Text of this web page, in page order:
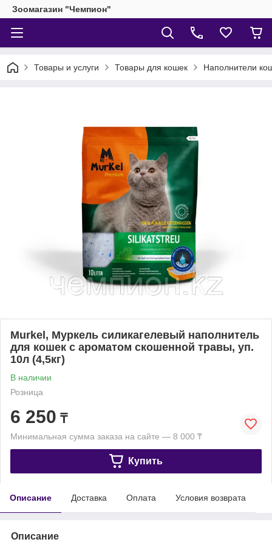
Зоомагазин "Чемпион"
Товары и услуги Товары для кошек Наполнители
Murkel, Муркель силикагелевый наполнитель
для кошек с ароматом скошенной травы, уп.
10л (4,5кг)
В наличии
Розница
6 250 ₸
Минимальная сумма заказа на сайте — 8 000 ₸
Купить
Описание Доставка Оплата Условия возврата
Описание